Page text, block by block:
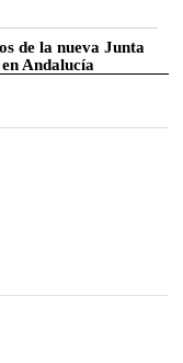
de la nueva Junta
Andalucía